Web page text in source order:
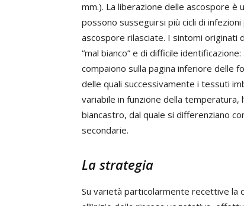
mm.). La liberazione delle ascospore
possono susseguirsi più cicli di
ascospore rilasciate. I sintomi originati
“mal bianco” e di difficile
compaiono sulla pagina inferiore delle
delle quali successivamente i tessuti
variabile in funzione della temperatura,
biancastro, dal quale si differenziano
secondarie.
La strategia
Su varietà particolarmente recettive la